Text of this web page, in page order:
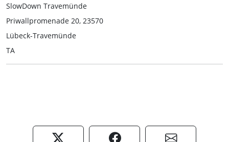
SlowDown Travemünde
Priwallpromenade 20, 23570
Lübeck-Travemünde
TA